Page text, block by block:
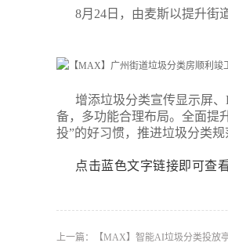
8月24日，由麦斯以提升街
增添垃圾分类宣传显示屏
备，多功能合理布局。全面提
投”的好习惯，推进垃圾分类规
点击蓝色文字链接即可查
上一篇： 【MAX】智能AI垃圾分类投放